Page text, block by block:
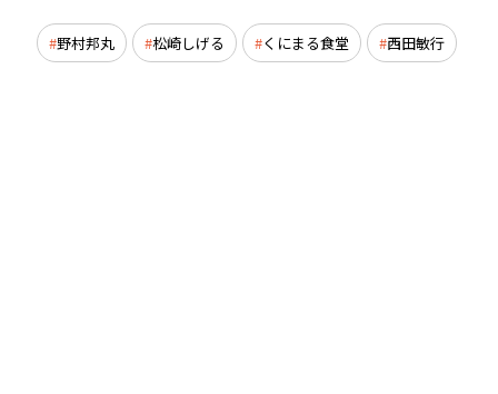
野村邦丸 松崎しげる くにまる食堂 西田敏行